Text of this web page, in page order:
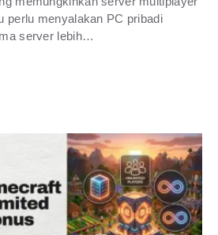
perlu menyalakan PC pribadi
server lebih…